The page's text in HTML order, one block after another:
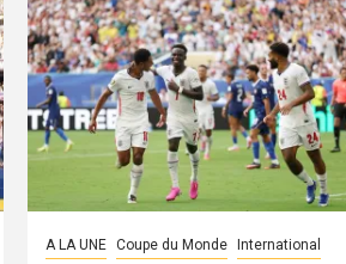
A LA UNE Coupe du Monde International